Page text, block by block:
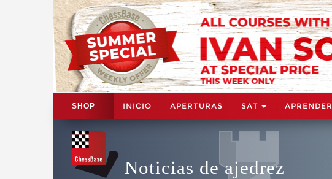
SHOP INICIO APERTURAS SAT
Noticias de ajedrez